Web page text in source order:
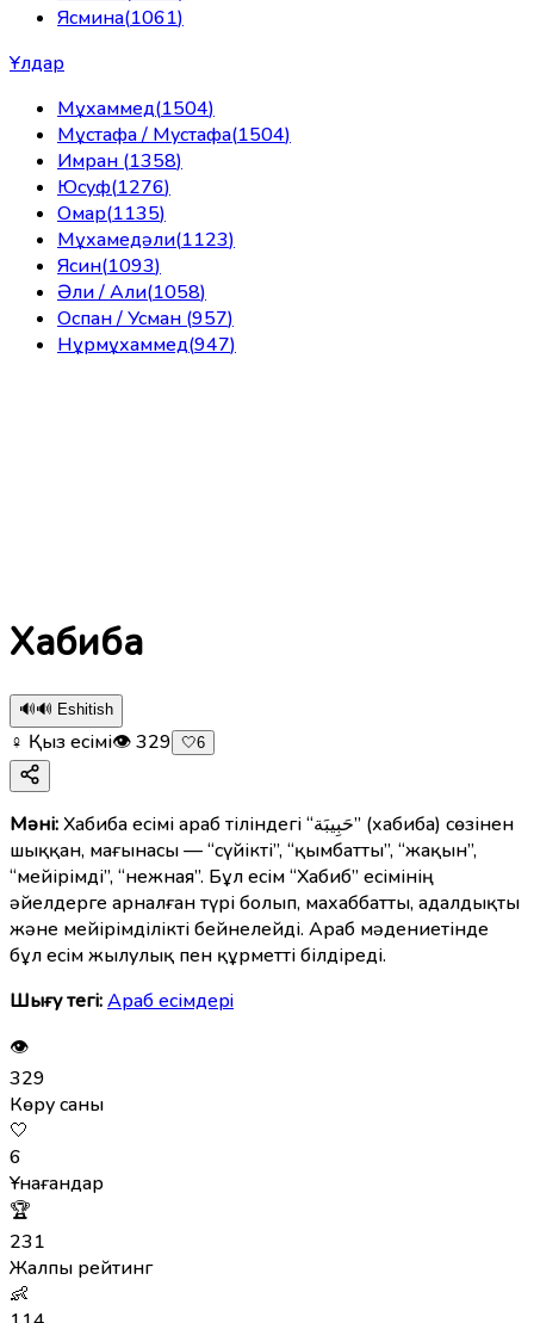
Ясмина(1061)
Ұлдар
Мұхаммед(1504)
Мұстафа / Мустафа(1504)
Имран (1358)
Юсуф(1276)
Омар(1135)
Мұхамедәли(1123)
Ясин(1093)
Әли / Али(1058)
Оспан / Усман (957)
Нұрмұхаммед(947)
Хабиба
🔊🔊 Eshitish
♀ Қыз есімі👁329 🤍6
Мәні:Хабиба есімі араб тіліндегі “حَبِيبَة” (хабиба) сөзінен
шыққан, мағынасы — “сүйікті”, “қымбатты”, “жақын”,
“мейірімді”, “нежная”. Бұл есім “Хабиб” есімінің
әйелдерге арналған түрі болып, махаббатты, адалдықты
және мейірімділікті бейнелейді. Араб мәдениетінде
бұл есім жылулық пен құрметті білдіреді.
Шығу тегі:Араб есімдерi
👁
329
Көру саны
🤍
6
Ұнағандар
🏆
231
Жалпы рейтинг
👶